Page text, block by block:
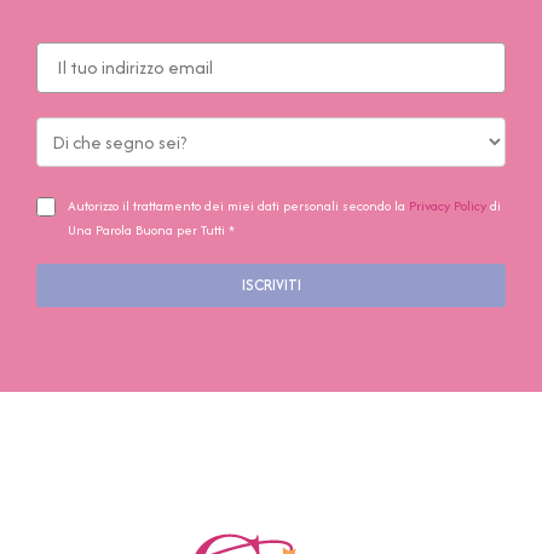
Autorizzo il trattamento dei miei dati personali secondo la Privacy Policydi
Una Parola Buona per Tutti *
ISCRIVITI